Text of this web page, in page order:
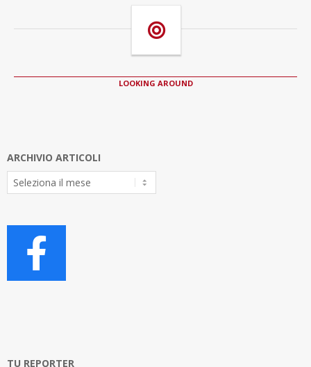
LOOKING AROUND
ARCHIVIO ARTICOLI
Archivio
Articoli
TU REPORTER